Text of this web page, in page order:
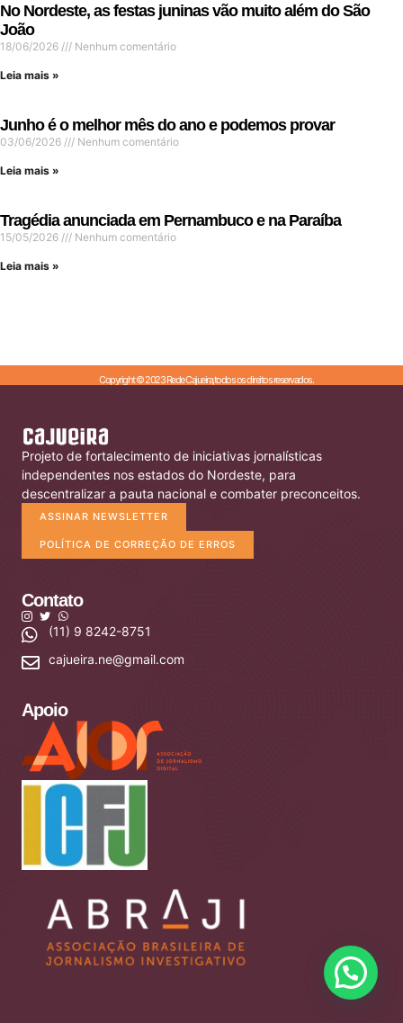
No Nordeste, as festas juninas vão muito além do São
João
18/06/2026 Nenhum comentário
Leia mais »
Junho é o melhor mês do ano e podemos provar
03/06/2026 Nenhum comentário
Leia mais »
Tragédia anunciada em Pernambuco e na Paraíba
15/05/2026 Nenhum comentário
Leia mais »
Copyright © 2023 Rede Cajueira,todos os direitos reservados.
Projeto de fortalecimento de iniciativas jornalísticas
independentes nos estados do Nordeste, para
descentralizar a pauta nacional e combater preconceitos.
ASSINAR NEWSLETTER
POLÍTICA DE CORREÇÃO DE ERROS
Contato
(11) 9 8242-8751
cajueira.ne@gmail.com
Apoio